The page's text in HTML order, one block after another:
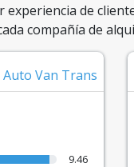
de
compañía de
Auto Van Trans
9.46